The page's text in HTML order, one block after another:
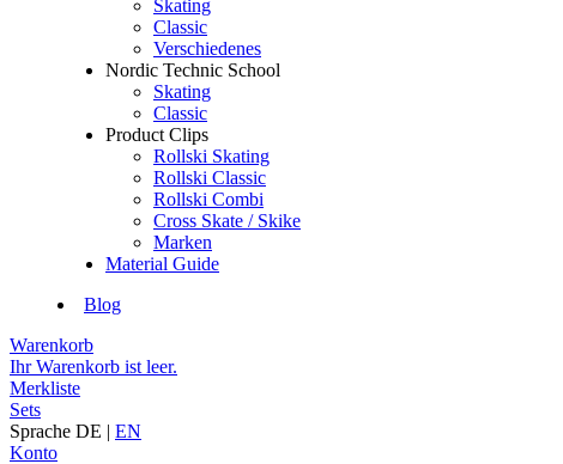
Skating
Classic
Verschiedenes
Nordic Technic School
Skating
Classic
Product Clips
Rollski Skating
Rollski Classic
Rollski Combi
Cross Skate / Skike
Marken
Material Guide
Blog
Warenkorb
Ihr Warenkorb ist leer.
Merkliste
Sets
Sprache DE | EN
Konto